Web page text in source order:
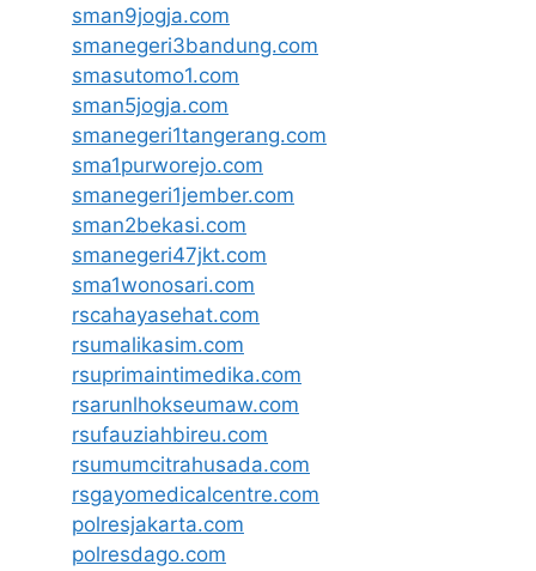
sman9jogja.com
smanegeri3bandung.com
smasutomo1.com
sman5jogja.com
smanegeri1tangerang.com
sma1purworejo.com
smanegeri1jember.com
sman2bekasi.com
smanegeri47jkt.com
sma1wonosari.com
rscahayasehat.com
rsumalikasim.com
rsuprimaintimedika.com
rsarunlhokseumaw.com
rsufauziahbireu.com
rsumumcitrahusada.com
rsgayomedicalcentre.com
polresjakarta.com
polresdago.com